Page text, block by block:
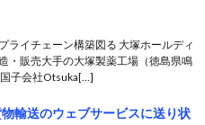
ライチェーン構築図る 大塚ホールディ
・販売大手の大塚製薬工場（徳島県鳴
子会社Otsuka[…]
輸送のウェブサービスに送り状